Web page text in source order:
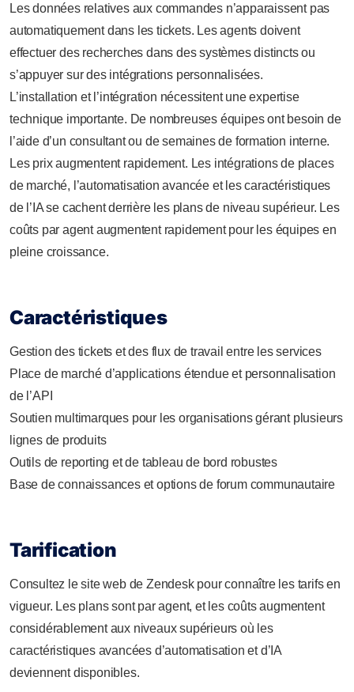
Les données relatives aux commandes n’apparaissent pas
automatiquement dans les tickets. Les agents doivent
effectuer des recherches dans des systèmes distincts ou
s’appuyer sur des intégrations personnalisées.
L’installation et l’intégration nécessitent une expertise
technique importante. De nombreuses équipes ont besoin de
l’aide d’un consultant ou de semaines de formation interne.
Les prix augmentent rapidement. Les intégrations de places
de marché, l’automatisation avancée et les caractéristiques
de l’IA se cachent derrière les plans de niveau supérieur. Les
coûts par agent augmentent rapidement pour les équipes en
pleine croissance.
Caractéristiques
Gestion des tickets et des flux de travail entre les services
Place de marché d’applications étendue et personnalisation
de l’API
Soutien multimarques pour les organisations gérant plusieurs
lignes de produits
Outils de reporting et de tableau de bord robustes
Base de connaissances et options de forum communautaire
Tarification
Consultez le site web de Zendesk pour connaître les tarifs en
vigueur. Les plans sont par agent, et les coûts augmentent
considérablement aux niveaux supérieurs où les
caractéristiques avancées d’automatisation et d’IA
deviennent disponibles.